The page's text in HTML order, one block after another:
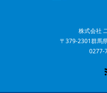
株式会社
〒379-2301群馬
0277-